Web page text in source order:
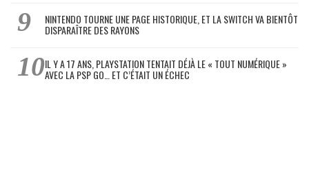
NINTENDO TOURNE UNE PAGE HISTORIQUE, ET LA SWITCH VA BIENTÔT
DISPARAÎTRE DES RAYONS
IL Y A 17 ANS, PLAYSTATION TENTAIT DÉJÀ LE « TOUT NUMÉRIQUE »
AVEC LA PSP GO… ET C’ÉTAIT UN ÉCHEC